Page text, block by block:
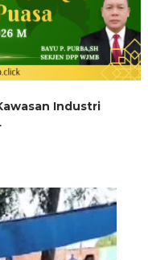
Industri